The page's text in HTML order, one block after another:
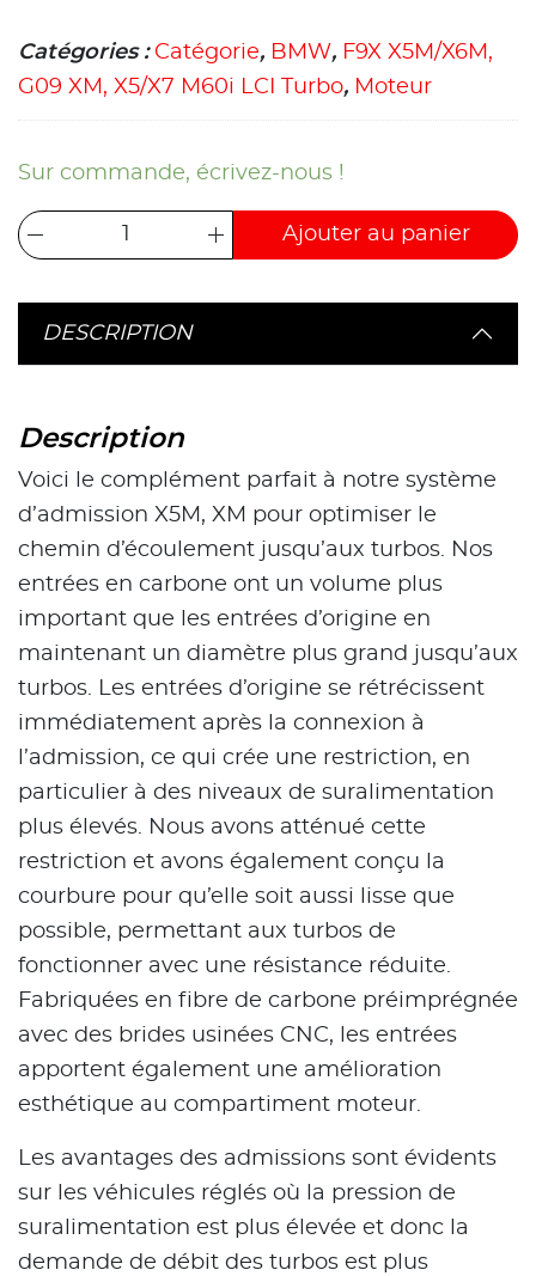
Catégories : Catégorie, BMW, F9X X5M/X6M,
G09 XM, X5/X7 M60i LCI Turbo, Moteur
Sur commande, écrivez-nous !
Ajouter au panier
DESCRIPTION
Description
Voici le complément parfait à notre système
d’admission X5M, XM pour optimiser le
chemin d’écoulement jusqu’aux turbos. Nos
entrées en carbone ont un volume plus
important que les entrées d’origine en
maintenant un diamètre plus grand jusqu’aux
turbos. Les entrées d’origine se rétrécissent
immédiatement après la connexion à
l’admission, ce qui crée une restriction, en
particulier à des niveaux de suralimentation
plus élevés. Nous avons atténué cette
restriction et avons également conçu la
courbure pour qu’elle soit aussi lisse que
possible, permettant aux turbos de
fonctionner avec une résistance réduite.
Fabriquées en fibre de carbone préimprégnée
avec des brides usinées CNC, les entrées
apportent également une amélioration
esthétique au compartiment moteur.
Les avantages des admissions sont évidents
sur les véhicules réglés où la pression de
suralimentation est plus élevée et donc la
demande de débit des turbos est plus